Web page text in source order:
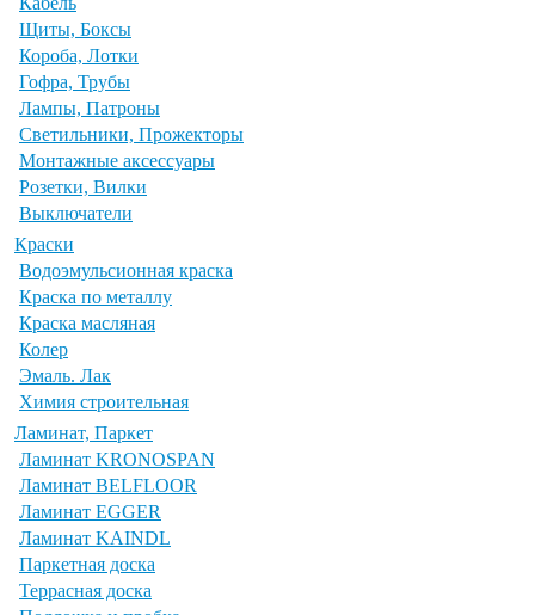
Щиты, Боксы
Короба, Лотки
Гофра, Трубы
Лампы, Патроны
Светильники, Прожекторы
Монтажные аксессуары
Розетки, Вилки
Выключатели
Краски
Водоэмульсионная краска
Краска по металлу
Краска масляная
Колер
Эмаль. Лак
Химия строительная
Ламинат, Паркет
Ламинат KRONOSPAN
Ламинат BELFLOOR
Ламинат EGGER
Ламинат KAINDL
Паркетная доска
Террасная доска